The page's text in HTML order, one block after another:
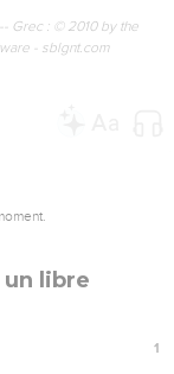
Grec : © 2010 by the
- sblgnt.com
un libre
1